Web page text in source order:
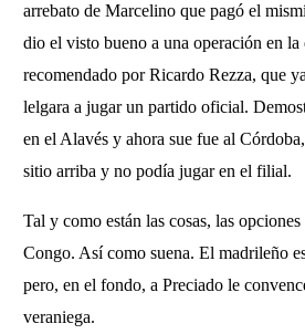
arrebato de Marcelino que pagó el
dio el visto bueno a una operación en
recomendado por Ricardo Rezza, que
lelgara a jugar un partido oficial.
en el Alavés y ahora sue fue al
sitio arriba y no podía jugar en el filial.
Tal y como están las cosas, las
Congo. Así como suena. El madrileño
pero, en el fondo, a Preciado le
veraniega.